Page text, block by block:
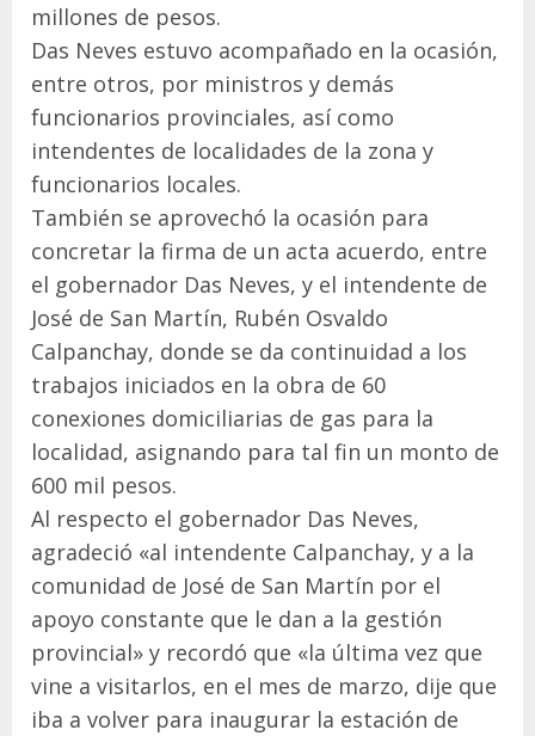
millones de pesos.
Das Neves estuvo acompañado en la ocasión,
entre otros, por ministros y demás
funcionarios provinciales, así como
intendentes de localidades de la zona y
funcionarios locales.
También se aprovechó la ocasión para
concretar la firma de un acta acuerdo, entre
el gobernador Das Neves, y el intendente de
José de San Martín, Rubén Osvaldo
Calpanchay, donde se da continuidad a los
trabajos iniciados en la obra de 60
conexiones domiciliarias de gas para la
localidad, asignando para tal fin un monto de
600 mil pesos.
Al respecto el gobernador Das Neves,
agradeció «al intendente Calpanchay, y a la
comunidad de José de San Martín por el
apoyo constante que le dan a la gestión
provincial» y recordó que «la última vez que
vine a visitarlos, en el mes de marzo, dije que
iba a volver para inaugurar la estación de